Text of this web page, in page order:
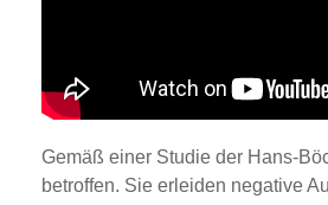
Gemäß einer Studie der Hans-
betroffen. Sie erleiden negative